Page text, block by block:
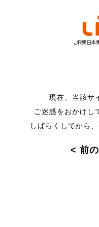
現在、当該サ
ご迷惑をおかけし
しばらくしてから
< 前